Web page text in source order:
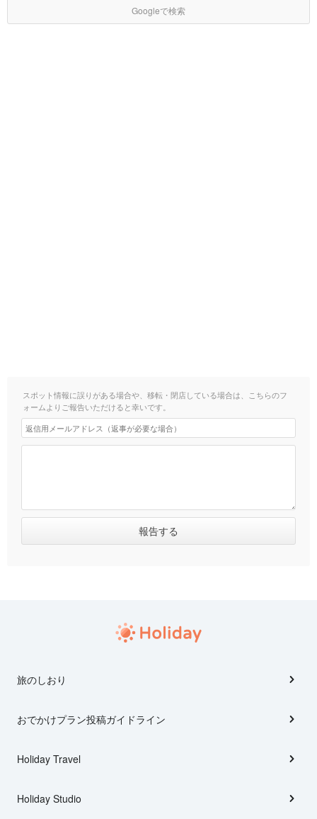
Googleで検索
スポット情報に誤りがある場合や、移転・閉店している場合は、こちらのフ
ォームよりご報告いただけると幸いです。
旅のしおり
おでかけプラン投稿ガイドライン
Holiday Travel
Holiday Studio